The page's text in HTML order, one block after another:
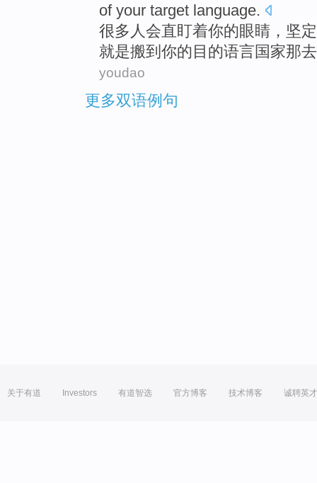
of your target language.
很多 人会直盯着你的眼睛 ， 坚定
就是搬到 你的 目的语言国家那去
youdao
更多双语例句
关于有道 Investors 有道智选 官方博客 技术博客 诚聘英才